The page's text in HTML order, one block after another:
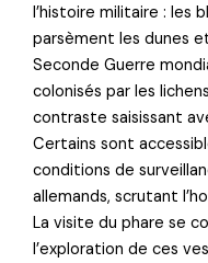
l’histoire militaire : les
parsèment les dunes
Seconde Guerre
colonisés par les
contraste saisissant
Certains sont
conditions de
allemands, scrutant
La visite du phare se
l’exploration de ces